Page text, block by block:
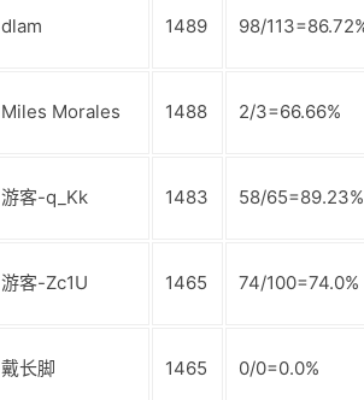
dlam 1489 98/
Miles Morales 1488 2/3=66.66%
游客-q_Kk 1483 58/65=89.23%
游客-Zc1U 1465 74/100=74.0%
戴长脚 1465 0/0=0.0%